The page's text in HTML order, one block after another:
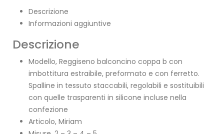
Descrizione
Informazioni aggiuntive
Descrizione
Modello, Reggiseno balconcino coppa b con
imbottitura estraibile, preformato e con ferretto.
Spalline in tessuto staccabili, regolabili e sostituibili
con quelle trasparenti in silicone incluse nella
confezione
Articolo, Miriam